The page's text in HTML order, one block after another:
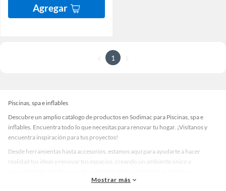
Agregar
1
Piscinas, spa e inflables
Descubre un amplio catálogo de productos en Sodimac para Piscinas, spa e
inflables. Encuentra todo lo que necesitas para renovar tu hogar. ¡Visítanos y
encuentra inspiración para tus proyectos!
Desde herramientas hasta accesorios, estamos aquí para ayudarte a hacer
realidad tus ideas y renovar tus espacios, creando un ambiente único y
accesorios de calidad que te ayudarán a crear un espacio más tú.
Mostrar más